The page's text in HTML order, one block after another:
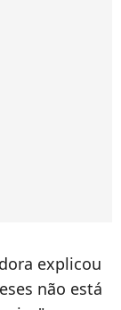
explicou
não está